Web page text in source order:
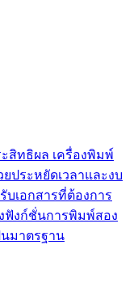
สิทธิผล เครื่องพิมพ์
ประหยัดเวลาและงบ
เอกสารที่ต้องการ
ฟังก์ชั่นการพิมพ์สอง
มาตรฐาน